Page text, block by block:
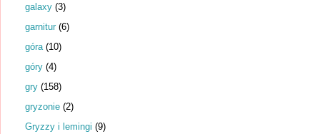
galaxy (3)
garnitur (6)
góra (10)
góry (4)
gry (158)
gryzonie (2)
Gryzzy i lemingi (9)